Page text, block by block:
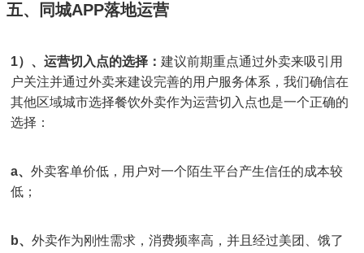
五、同城APP落地运营
1）、运营切入点的选择： 建议前期重点通过外卖来吸引用
户关注并通过外卖来建设完善的用户服务体系，我们确信在
其他区域城市选择餐饮外卖作为运营切入点也是一个正确的
选择：
a、 外卖客单价低，用户对一个陌生平台产生信任的成本较
低；
b、 外卖作为刚性需求，消费频率高，并且经过美团、饿了